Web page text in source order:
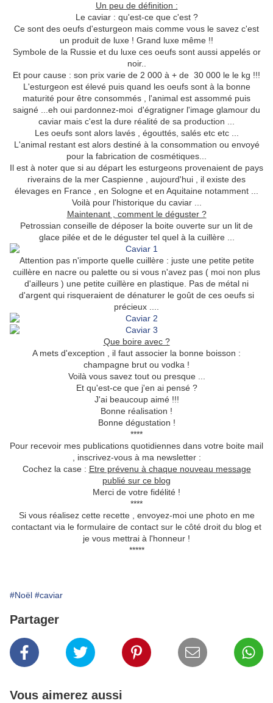
Un peu de définition :
Le caviar : qu'est-ce que c'est ?
Ce sont des oeufs d'esturgeon mais comme vous le savez c'est
un produit de luxe ! Grand luxe même !!
Symbole de la Russie et du luxe ces oeufs sont aussi appelés or
noir..
Et pour cause : son prix varie de 2 000 à + de 30 000 le le kg !!!
L'esturgeon est élevé puis quand les oeufs sont à la bonne
maturité pour être consommés , l'animal est assommé puis
saigné ...eh oui pardonnez-moi d'égratigner l'image glamour du
caviar mais c'est la dure réalité de sa production ...
Les oeufs sont alors lavés , égouttés, salés etc etc ...
L'animal restant est alors destiné à la consommation ou envoyé
pour la fabrication de cosmétiques...
Il est à noter que si au départ les esturgeons provenaient de pays
riverains de la mer Caspienne , aujourd'hui , il existe des
élevages en France , en Sologne et en Aquitaine notamment ...
Voilà pour l'historique du caviar ...
Maintenant , comment le déguster ?
Petrossian conseille de déposer la boite ouverte sur un lit de
glace pilée et de le déguster tel quel à la cuillère ...
Attention pas n'importe quelle cuillère : juste une petite petite
cuillère en nacre ou palette ou si vous n'avez pas ( moi non plus
d'ailleurs ) une petite cuillère en plastique. Pas de métal ni
d'argent qui risqueraient de dénaturer le goût de ces oeufs si
précieux ....
Que boire avec ?
A mets d'exception , il faut associer la bonne boisson :
champagne brut ou vodka !
Voilà vous savez tout ou presque ...
Et qu'est-ce que j'en ai pensé ?
J'ai beaucoup aimé !!!
Bonne réalisation !
Bonne dégustation !
****
Pour recevoir mes publications quotidiennes dans votre boite mail
, inscrivez-vous à ma newsletter :
Cochez la case : Etre prévenu à chaque nouveau message
publié sur ce blog
Merci de votre fidélité !
****
Si vous réalisez cette recette , envoyez-moi une photo en me
contactant via le formulaire de contact sur le côté droit du blog et
je vous mettrai à l'honneur !
*****
#Noël #caviar
Partager
Vous aimerez aussi